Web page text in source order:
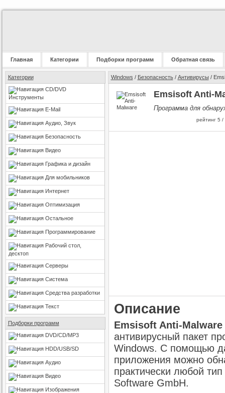
Главная Категории Подборки программ Обратная связь
Категории
CD/DVD
Инструменты
E-Mail
Аудио, Звук
Безопасность
Видео
Графика и дизайн
Для мобильников
Интернет
Оптимизация
Остальное
Программирование
Рабочий стол,
десктоп
Серверы
Система
Средства разработки
Текст
Подборки программ
DVD/CD/MP3
HDD/USB/SD
Аудио
Видео
Изображения
Windows / Безопасность/ Антивирусы/
Emsisoft Anti-
Программа для
рейтинг 5 /
Описание
Emsisoft Anti-Malware
антивирусный пакет
Windows. С помощью
приложения можно
практически любой
Software GmbH.